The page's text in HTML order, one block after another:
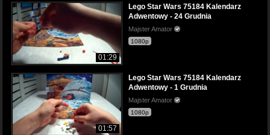
01:29
Lego Star Wars 75184 Kalendarz
Adwentowy - 24 Grudnia
Majster Amator
1080p
01:57
Lego Star Wars 75184 Kalendarz
Adwentowy - 1 Grudnia
Majster Amator
1080p